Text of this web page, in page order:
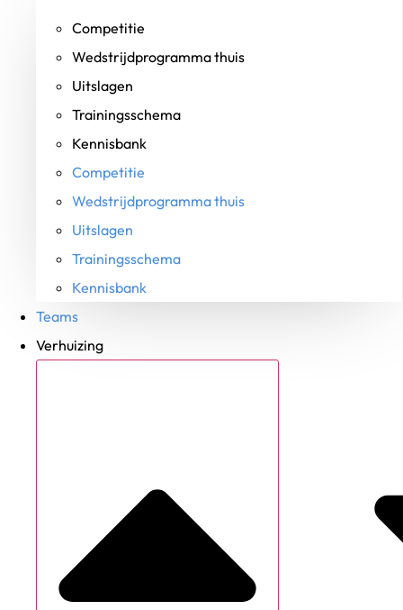
Competitie
Wedstrijdprogramma thuis
Uitslagen
Trainingsschema
Kennisbank
Competitie
Wedstrijdprogramma thuis
Uitslagen
Trainingsschema
Kennisbank
Teams
Verhuizing